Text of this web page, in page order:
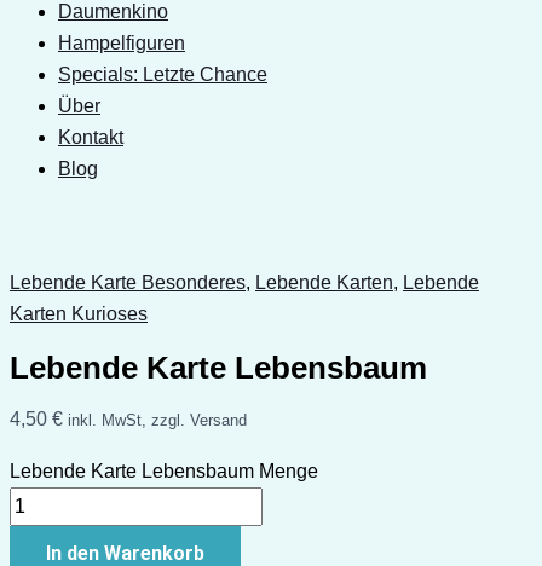
Daumenkino
Hampelfiguren
Specials: Letzte Chance
Über
Kontakt
Blog
Lebende Karte Besonderes, Lebende Karten, Lebende
Karten Kurioses
Lebende Karte Lebensbaum
4,50 € inkl. MwSt, zzgl. Versand
Lebende Karte Lebensbaum Menge
In den Warenkorb